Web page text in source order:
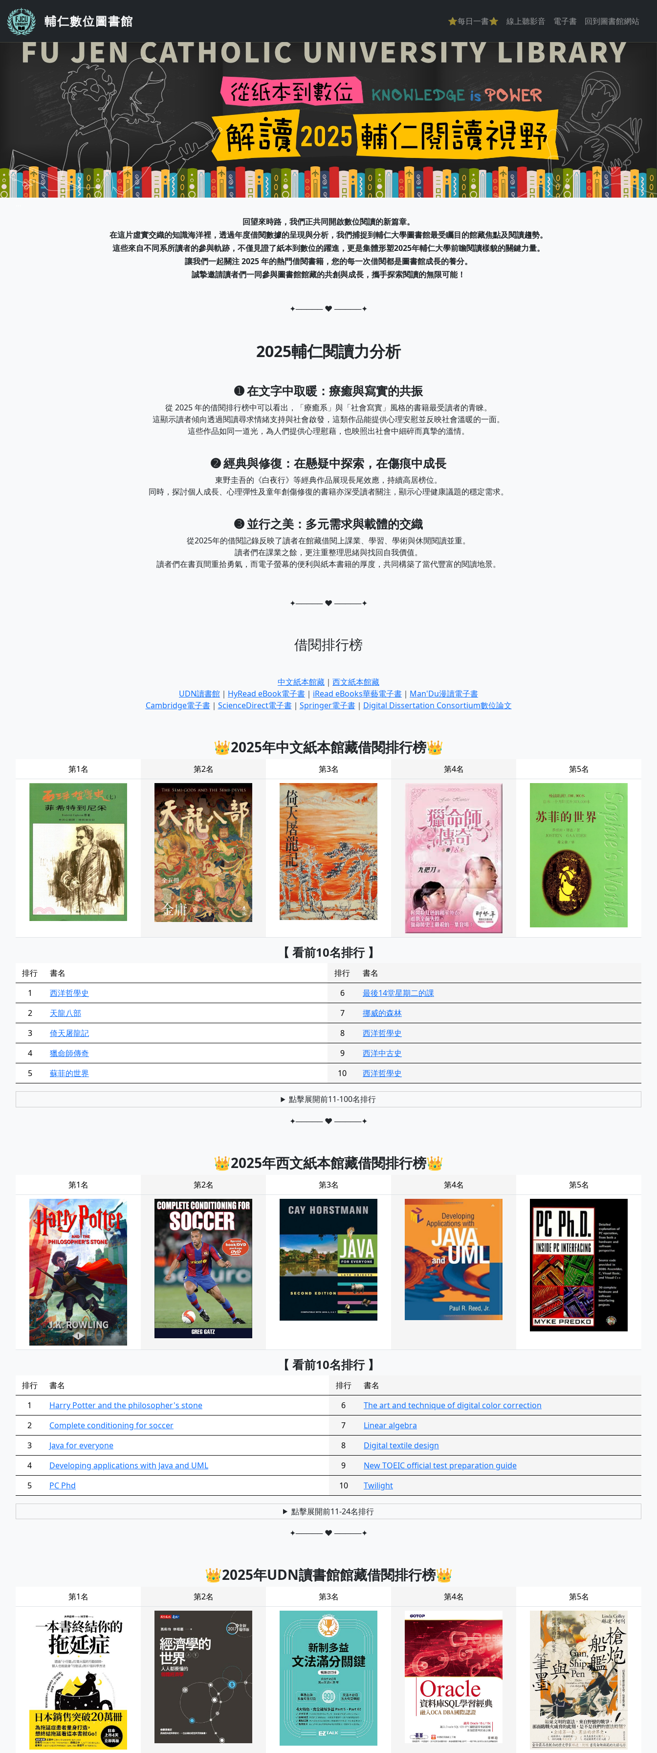
移至主內容
輔仁數位圖書館 主導覽
⭐每日一書⭐ 線上聽影音 電子書 回到圖書館網站
回望來時路，我們正共同開啟數位閱讀的新篇章。
在這片虛實交織的知識海洋裡，透過年度借閱數據的呈現與分析，我們捕捉到輔仁大學圖書館最受矚目的館藏焦點及閱讀趨勢。
這些來自不同系所讀者的參與軌跡，不僅見證了紙本到數位的躍進，更是集體形塑2025年輔仁大學前瞻閱讀樣貌的關鍵力量。
讓我們一起關注 2025 年的熱門借閱書籍，您的每一次借閱都是圖書館成長的養分。
誠摯邀請讀者們一同參與圖書館館藏的共創與成長，攜手探索閱讀的無限可能！
✦───── ♥ ─────✦
2025輔仁閱讀力分析
➊ 在文字中取暖：療癒與寫實的共振
從 2025 年的借閱排行榜中可以看出，「療癒系」與「社會寫實」風格的書籍最受讀者的青睞。
這顯示讀者傾向透過閱讀尋求情緒支持與社會啟發，這類作品能提供心理安慰並反映社會溫暖的一面。
這些作品如同一道光，為人們提供心理慰藉，也映照出社會中細碎而真摯的溫情。
➋ 經典與修復：在懸疑中探索，在傷痕中成長
東野圭吾的《白夜行》等經典作品展現長尾效應，持續高居榜位。
同時，探討個人成長、心理彈性及童年創傷修復的書籍亦深受讀者關注，顯示心理健康議題的穩定需求。
➌ 並行之美：多元需求與載體的交織
從2025年的借閱記錄反映了讀者在館藏借閱上課業、學習、學術與休閒閱讀並重。
讀者們在課業之餘，更注重整理思緒與找回自我價值。
讀者們在書頁間重拾勇氣，而電子螢幕的便利與紙本書籍的厚度，共同構築了當代豐富的閱讀地景。
✦───── ♥ ─────✦
借閱排行榜
中文紙本館藏 ｜ 西文紙本館藏
UDN讀書館 ｜ HyRead eBook電子書 ｜ iRead eBooks華藝電子書 ｜ Man'Du漫讀電子書
Cambridge電子書｜ ScienceDirect電子書｜ Springer電子書｜ Digital Dissertation Consortium數位論文
👑2025年中文紙本館藏借閱排行榜👑
第1名 第2名 第3名 第4名 第5名
【 看前10名排行 】
排行 書名 排行
書名
1
西洋哲學史 6
最後14堂星期二的課
2
天龍八部 7
挪威的森林
3
倚天屠龍記 8
西洋哲學史
4
獵命師傳奇 9
西洋中古史
5
蘇菲的世界 10 西洋哲學史
點擊展開前11-100名排行
✦───── ♥ ─────✦
👑2025年西文紙本館藏借閱排行榜👑
第1名 第2名 第3名 第4名 第5名
【 看前10名排行 】
排行 書名 排行
書名
1
Harry Potter and the philosopher's stone 6
The art and technique of digital color correction
2
Complete conditioning for soccer 7
Linear algebra
3
Java for everyone 8
Digital textile design
4
Developing applications with Java and UML 9
New TOEIC official test preparation guide
5
PC Phd 10 Twilight
點擊展開前11-24名排行
✦───── ♥ ─────✦
👑2025年UDN讀書館館藏借閱排行榜👑
第1名 第2名 第3名 第4名 第5名